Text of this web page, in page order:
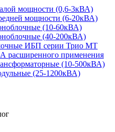
мощности (0,6-3кВА)
мощности (6-20кВА)
(10-60кВА)
(40-200кВА)
ИБП серии Трио МТ
расширенного применения
(10-500кВА)
(25-1200кВА)